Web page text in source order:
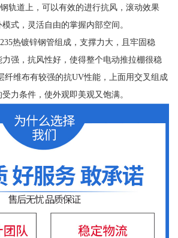
轨道上，可以有效的进行抗风，滚动效果
式，灵活自由的掌握内部空间。
热镀锌钢管组成，支撑力大，且牢固稳
强，抗风性好，使得整个电动推拉棚很稳
纤维布有较强的抗UV性能，上面用交叉组成
力条件，使外观即美观又饱满。